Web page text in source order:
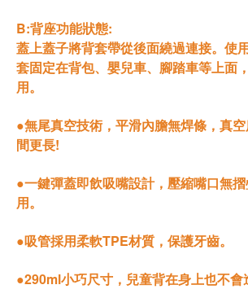
B:背座功能狀態:
蓋上蓋子將背套帶從後面繞過連接。使
套固定在背包、嬰兒車、腳踏車等上面
用。
●無尾真空技術，平滑內膽無焊條，真
間更長!
●一鍵彈蓋即飲吸嘴設計，壓縮嘴口無
用。
●吸管採用柔軟TPE材質，保護牙齒。
●290ml小巧尺寸，兒童背在身上也不會